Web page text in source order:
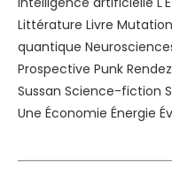
Littérature Livre Mutation
quantique
Prospective Punk
Sussan Science-fiction
Une Économie Énergie